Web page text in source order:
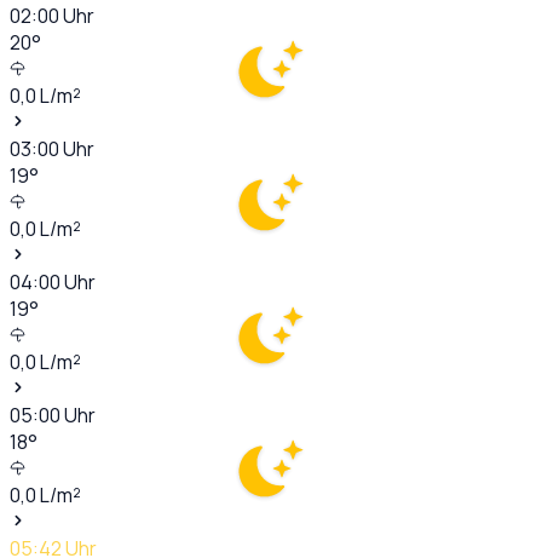
02:00Uhr
20°
0,0L/m²
03:00Uhr
19°
0,0L/m²
04:00Uhr
19°
0,0L/m²
05:00Uhr
18°
0,0L/m²
05:42Uhr